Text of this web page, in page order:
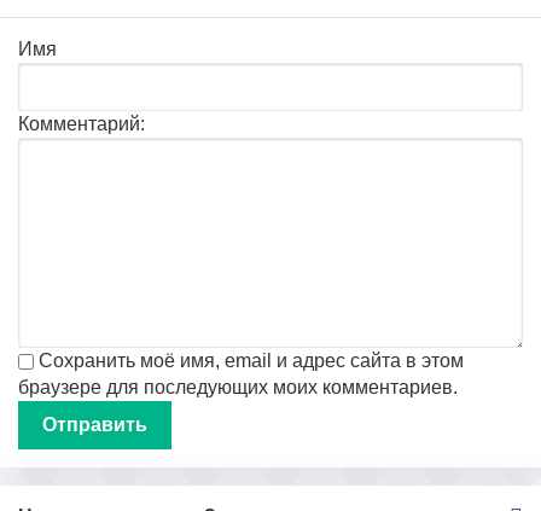
Имя
Комментарий:
Сохранить моё имя, email и адрес сайта в этом
браузере для последующих моих комментариев.